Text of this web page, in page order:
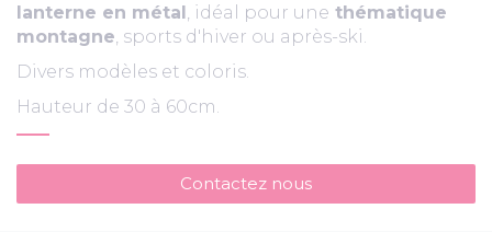
lanterne en métal , idéal pour une thématique
montagne , sports d'hiver ou après-ski.
Divers modèles et coloris.
Hauteur de 30 à 60cm.
Contactez nous